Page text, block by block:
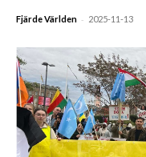
Fjärde Världen - 2025-11-13